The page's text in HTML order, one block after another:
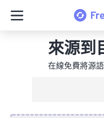
來源到
在線免費將源